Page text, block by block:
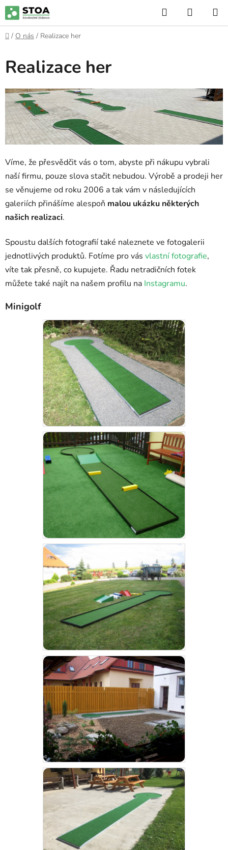
Přejít
na
obsah
Hledat
KOŠÍK
Domů
/ O nás / Realizace her
Realizace her
Víme, že přesvědčit vás o tom, abyste při nákupu vybrali
naší firmu, pouze slova stačit nebudou. Výrobě a prodeji her
se věnujeme od roku 2006 a tak vám v následujících
galeriích přinášíme alespoň malou ukázku některých
našich realizaci.
Spoustu dalších fotografií také naleznete ve fotogalerii
jednotlivých produktů. Fotíme pro vás vlastní fotografie,
víte tak přesně, co kupujete. Řadu netradičních fotek
můžete také najít na našem profilu na Instagramu.
Minigolf